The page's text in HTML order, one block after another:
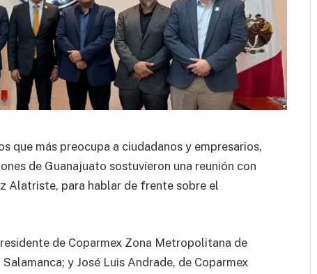
que más preocupa a ciudadanos y empresarios,
de Guanajuato sostuvieron una reunión con
Alatriste, para hablar de frente sobre el
de Coparmex Zona Metropolitana de
y José Luis Andrade, de Coparmex